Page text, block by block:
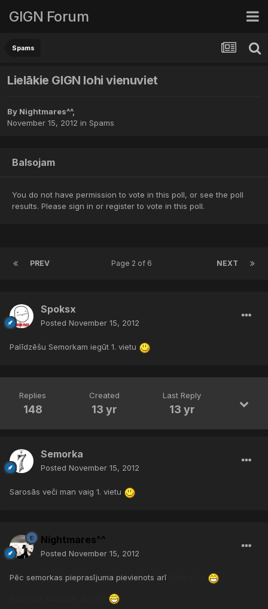
GIGN Forum
Spams
Lielākie GIGN lohi vienuviet
By Nightmares^^,
November 15, 2012 in Spams
Balsojam
You do not have permission to vote in this poll, or see the poll
results. Please sign in or registerto vote in this poll.
PREV NEXT
Page 2 of 6
Spoksx
Posted November 15, 2012
Palīdzēšu Semorkam iegūt 1. vietu
Replies
148
Created
13 yr
Last Reply
13 yr
Semorka
Posted November 15, 2012
Sarosās veči man vaig 1. vietu
Nightmares^^
Posted November 15, 2012
Pēc semorkas pieprasījuma pievienots arī